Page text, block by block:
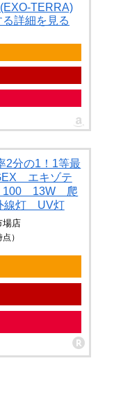
TERRA)
詳細を見る
2分の1！1等最
エキゾテ
100 13W 爬
線灯 UV灯
場店
）